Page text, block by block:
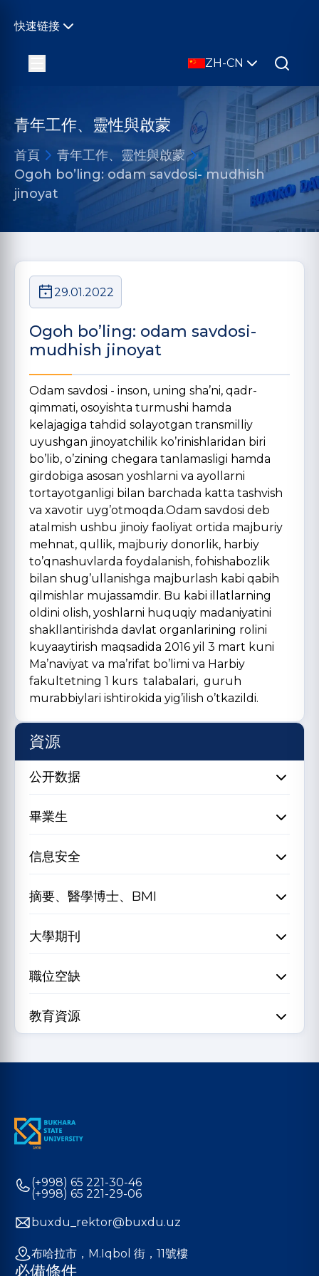
快速链接
ZH-CN
青年工作、靈性與啟蒙
首頁
青年工作、靈性與啟蒙
Ogoh bo’ling: odam savdosi- mudhish
jinoyat
29.01.2022
Ogoh bo’ling: odam savdosi-
mudhish jinoyat
Odam savdosi - inson, uning sha’ni, qadr-
qimmati, osoyishta turmushi hamda
kelajagiga tahdid solayotgan transmilliy
uyushgan jinoyatchilik ko’rinishlaridan biri
bo’lib, o’zining chegara tanlamasligi hamda
girdobiga asosan yoshlarni va ayollarni
tortayotganligi bilan barchada katta tashvish
va xavotir uyg’otmoqda.Odam savdosi deb
atalmish ushbu jinoiy faoliyat ortida majburiy
mehnat, qullik, majburiy donorlik, harbiy
to’qnashuvlarda foydalanish, fohishabozlik
bilan shug’ullanishga majburlash kabi qabih
qilmishlar mujassamdir. Bu kabi illatlarning
oldini olish, yoshlarni huquqiy madaniyatini
shakllantirishda davlat organlarining rolini
kuyaaytirish maqsadida 2016 yil 3 mart kuni
Ma’naviyat va ma’rifat bo’limi va Harbiy
fakultetning 1 kurs talabalari, guruh
murabbiylari ishtirokida yig’ilish o’tkazildi.
資源
公开数据
畢業生
信息安全
摘要、醫學博士、BMI
大學期刊
職位空缺
教育資源
(+998) 65 221-30-46
(+998) 65 221-29-06
buxdu_rektor@buxdu.uz
布哈拉市，M.Iqbol 街，11號樓
必備條件